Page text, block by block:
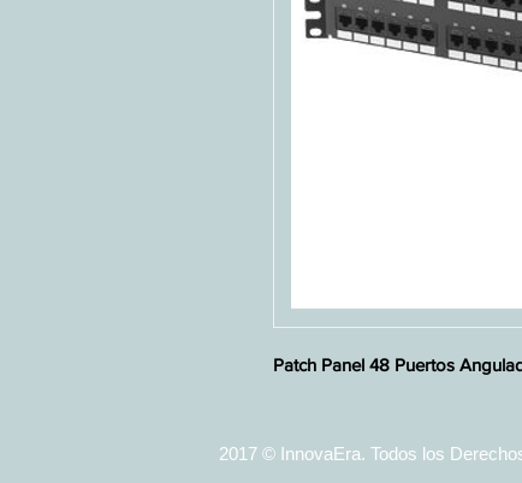
Patch Panel 48 Puertos
2017 © InnovaEra. Todos los